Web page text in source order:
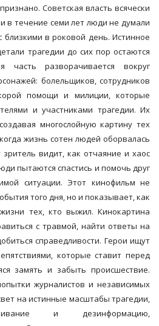
Советская власть всячески
в течение семи лет люди не думали
близкими в роковой день. Истинное
трагедии до сих пор остаются
часть разворачивается вокруг
болельщиков, сотрудников
помощи и милиции, которые
и участниками трагедии. Их
многослойную картину тех
жизнь сотен людей оборвалась
видит, как отчаяние и хаос
пытаются спастись и помочь друг
ситуации. Этот кинофильм не
того дня, но и показывает, как
тех, кто выжил. Кинокартина
с травмой, найти ответы на
справедливости. Герои ищут
которые ставит перед
замять и забыть происшествие.
журналистов и независимых
на истинные масштабы трагедии,
и дезинформацию,